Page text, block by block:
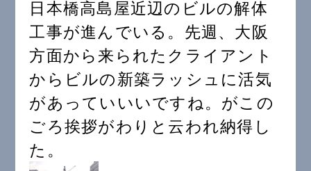
日本橋高島屋近辺のビルの解体
工事が進んでいる。先週、大阪
方面から来られたクライアント
からビルの新築ラッシュに活気
があっていいいですね。がこの
ごろ挨拶がわりと云われ納得し
た。